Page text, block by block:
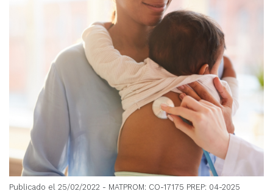
Publicado el 25/02/2022 - MATPROM: CO-17175 PREP: 04-2025